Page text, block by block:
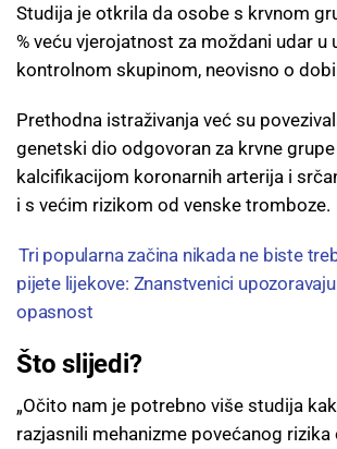
Studija je otkrila da osobe s krvnom
% veću vjerojatnost za moždani udar u
kontrolnom skupinom, neovisno o
Prethodna istraživanja već su
genetski dio odgovoran za krvne
kalcifikacijom koronarnih arterija i
i s većim rizikom od venske tromboze.
Tri popularna začina nikada ne biste
pijete lijekove: Znanstvenici
opasnost
Što slijedi?
„Očito nam je potrebno više studija
razjasnili mehanizme povećanog